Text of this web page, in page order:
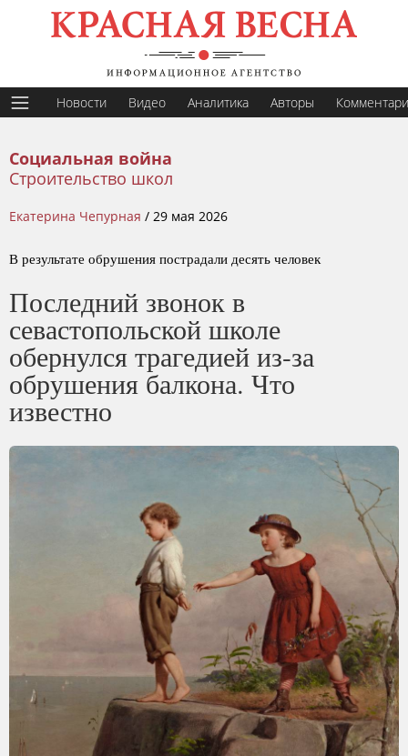
Новости Видео Аналитика Авторы
Социальная война
Строительство школ
Екатерина Чепурная / 29 мая 2026
В результате обрушения пострадали десять человек
Последний звонок в
севастопольской школе
обернулся трагедией из-за
обрушения балкона. Что
известно